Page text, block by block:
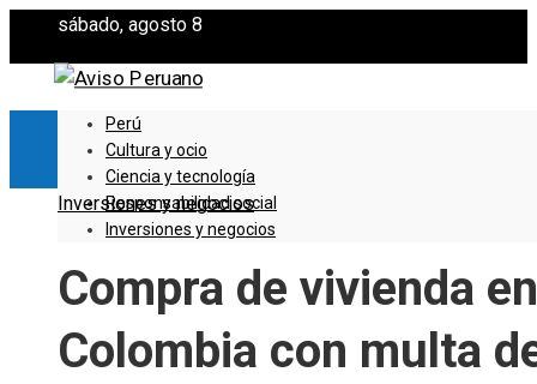
sábado, agosto 8
Perú
Cultura y ocio
Ciencia y tecnología
Responsabilidad social
Inversiones y negocios
Inversiones y negocios
Compra de vivienda en
Colombia con multa